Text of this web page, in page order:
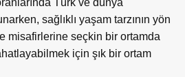
Türk ve dünya
sağlıklı yaşam tarzının yön
misafirlerine seçkin bir ortamda
için şık bir ortam